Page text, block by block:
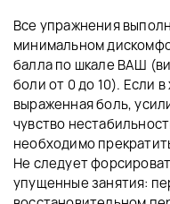
Все упражнения
минимальном
балла по шкале ВАШ
боли от 0 до 10). Если
выраженная боль,
чувство
необходимо
Не следует
упущенные занятия: